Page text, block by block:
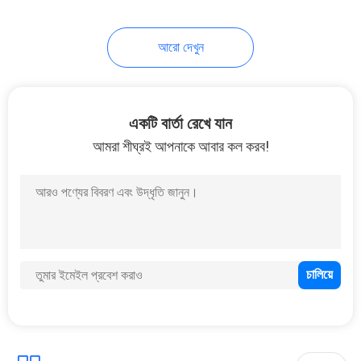
যথার্থ ফাইবার লেসার কাটন
আরো দেখুন
একটি বার্তা রেখে যান
আমরা শীঘ্রই আপনাকে আবার কল করব!